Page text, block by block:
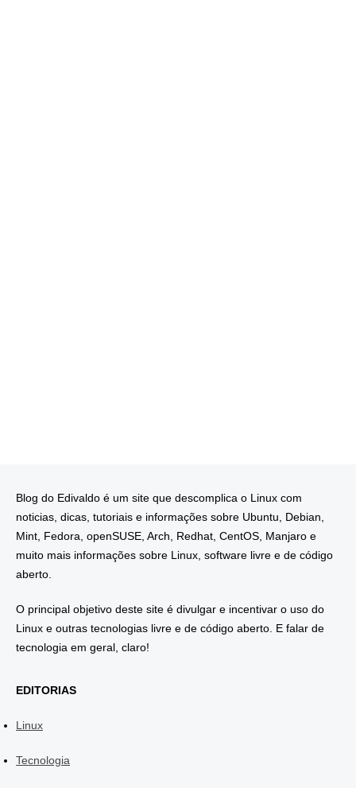
Blog do Edivaldo é um site que descomplica o Linux com
noticias, dicas, tutoriais e informações sobre Ubuntu, Debian,
Mint, Fedora, openSUSE, Arch, Redhat, CentOS, Manjaro e
muito mais informações sobre Linux, software livre e de código
aberto.
O principal objetivo deste site é divulgar e incentivar o uso do
Linux e outras tecnologias livre e de código aberto. E falar de
tecnologia em geral, claro!
EDITORIAS
Linux
Tecnologia